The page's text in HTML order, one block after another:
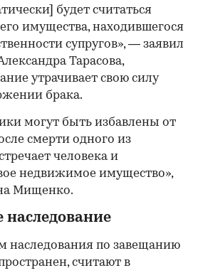
будет считаться
имущества, находившегося
супругов», — заявил
Тарасова,
утрачивает свою силу
брака.
могут быть избавлены от
смерти одного из
человека и
недвижимое имущество»,
Мищенко.
наследования по завещанию
считают в